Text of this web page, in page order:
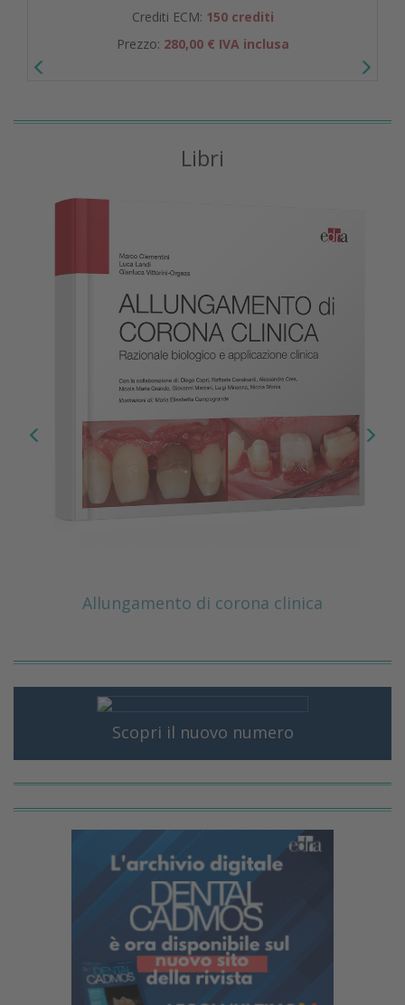
Crediti ECM: 150 crediti
Prezzo: 280,00 € IVA inclusa
Libri
Allungamento di corona clinica
Scopri il nuovo numero